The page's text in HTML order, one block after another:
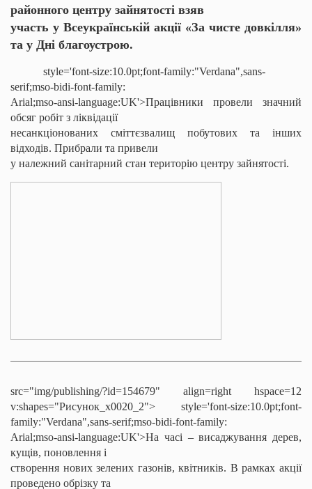
районного центру зайнятості взяв
участь у Всеукраїнській акції «За чисте довкілля»
та у Дні благоустрою.
style='font-size:10.0pt;font-family:"Verdana",sans-
serif;mso-bidi-font-family:
Arial;mso-ansi-language:UK'>Працівники провели значний
обсяг робіт з ліквідації
несанкціонованих сміттєзвалищ побутових та інших
відходів. Прибрали та привели
у належний санітарний стан територію центру зайнятості.
src="img/publishing/?id=154679" align=right hspace=12
v:shapes="Рисунок_x0020_2"> style='font-size:10.0pt;font-
family:"Verdana",sans-serif;mso-bidi-font-family:
Arial;mso-ansi-language:UK'>На часі – висаджування дерев,
кущів, поновлення і
створення нових зелених газонів, квітників. В рамках акції
проведено обрізку та